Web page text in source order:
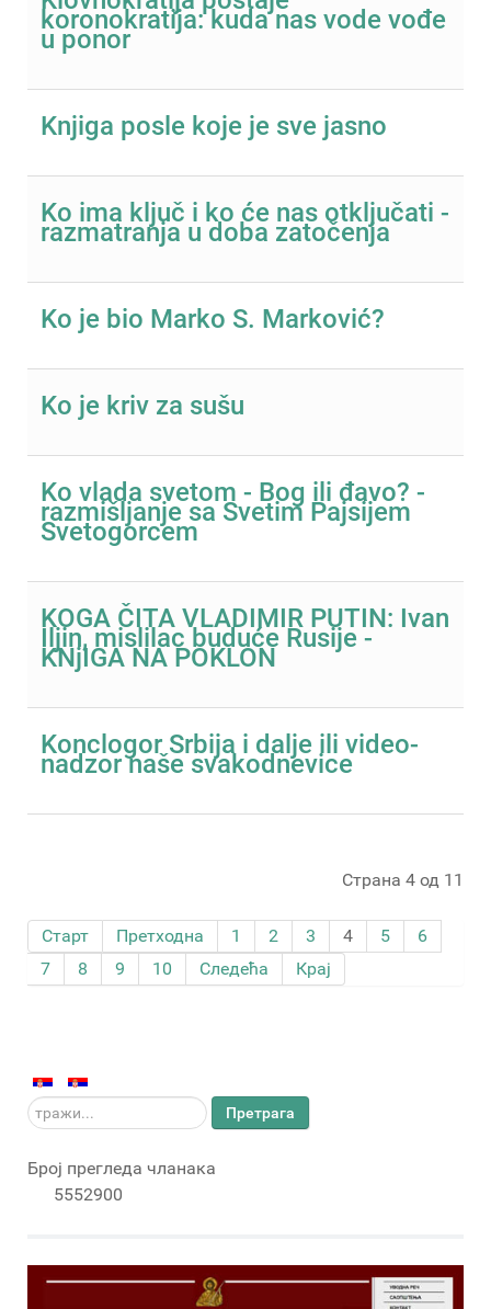
koronokratija: kuda nas vode vođe
u ponor
Knjiga posle koje je sve jasno
Ko ima ključ i ko će nas otključati -
razmatranja u doba zatočenja
Ko je bio Marko S. Marković?
Ko je kriv za sušu
Ko vlada svetom - Bog ili đavo? -
razmišljanje sa Svetim Pajsijem
Svetogorcem
KOGA ČITA VLADIMIR PUTIN: Ivan
Iljin, mislilac buduće Rusije -
KNjIGA NA POKLON
Konclogor Srbija i dalje ili video-
nadzor naše svakodnevice
Страна 4 од 11
Старт Претходна 1 2 3 4 5
6
7
8 9 10 Следећа Крај
тражи... Претрага
Број прегледа чланака
5552900